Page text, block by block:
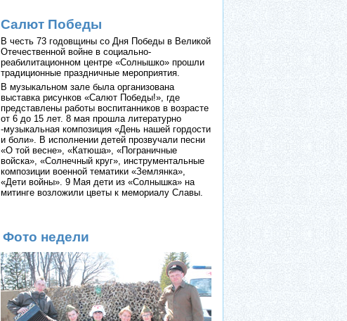
Салют Победы
В честь 73 годовщины со Дня Победы в Великой
Отечественной войне в социально-
реабилитационном центре «Солнышко» прошли
традиционные праздничные мероприятия.
В музыкальном зале была организована
выставка рисунков «Салют Победы!», где
представлены работы воспитанников в возрасте
от 6 до 15 лет. 8 мая прошла литературно
-музыкальная композиция «День нашей гордости
и боли». В исполнении детей прозвучали песни
«О той весне», «Катюша», «Пограничные
войска», «Солнечный круг», инструментальные
композиции военной тематики «Землянка»,
«Дети войны». 9 Мая дети из «Солнышка» на
митинге возложили цветы к мемориалу Славы.
Фото недели